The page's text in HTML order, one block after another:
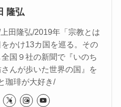
隆弘
田隆弘/2019年「宗教とは
かけ13カ国を巡る。その
国９社の新聞で『いのち
んが歩いた世界の国』を
珈琲が大好き/